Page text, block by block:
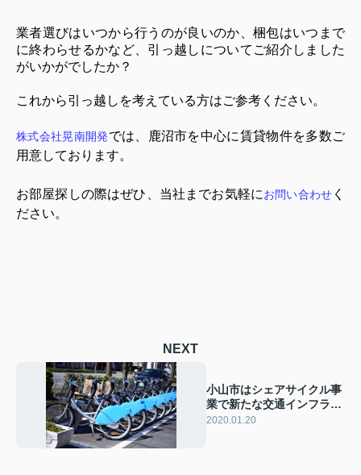
業者選びはいつから行うのが良いのか、梱包はいつまで
に終わらせるかなど、引っ越しについてご紹介しました
がいかがでしたか？
これから引っ越しを考えている方はご参考ください。
株式会社晃南開発では、鹿沼市を中心に賃貸物件を多数ご
用意しております。
お部屋探しの際はぜひ、当社までお気軽にお問い合わせ く
ださい。
NEXT
小山市はシェアサイクル事
業で新たな交通インフラを
整備
2020.01.20